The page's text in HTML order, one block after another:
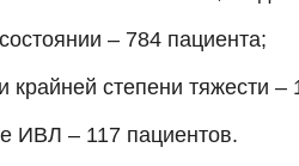
– 784 пациента;
крайней степени тяжести –
ИВЛ – 117 пациентов.